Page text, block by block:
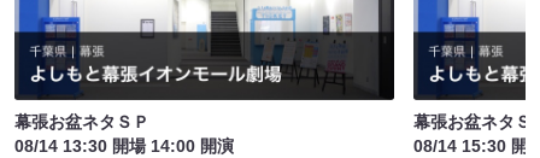
幕張お盆ネタＳＰ
08/14 13:30 開場 14:00 開演
幕張お盆ネタＳ
08/14 15:30 開